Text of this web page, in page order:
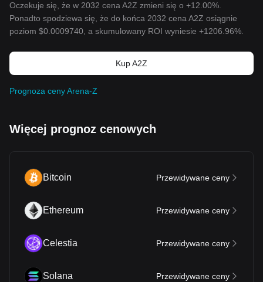
Oczekuje się, że w 2032 cena A2Z zmieni się o +12.00%.
Ponadto spodziewa się, że do końca 2032 cena A2Z osiągnie
poziom $0.0009740 , a skumulowany ROI wyniesie +1206.96%.
Kup A2Z
Prognoza ceny Arena-Z
Więcej prognoz cenowych
Bitcoin Przewidywane ceny
Ethereum Przewidywane ceny
Celestia Przewidywane ceny
Solana Przewidywane ceny